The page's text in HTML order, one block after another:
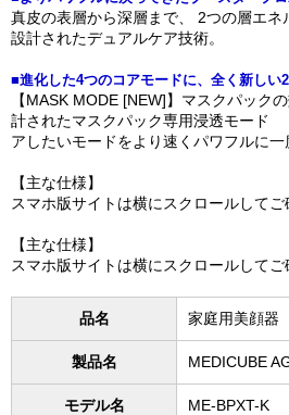
真皮の表層から深層まで、 2つの層エネ
設計されたデュアルケア技術。
■進化した4つのコアモードに、全く新しい
【MASK MODE [NEW]】マスクパック
計されたマスクパック専用浸透モード
アしたいモードをより速くパワフルに
【主な仕様】
スマホ版サイトは横にスクロールしてご
【主な仕様】
スマホ版サイトは横にスクロールしてご
品名 家庭用美顔器
製品名 MEDICUBE
モデル名 ME-BPXT-K